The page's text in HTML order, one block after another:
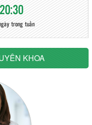
trong tuần
KHOA